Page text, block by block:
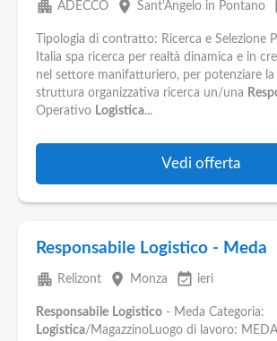
apartment ADECCO place Sant'Angelo in Pontano
Tipologia di contratto: Ricerca e Selezione
Italia spa ricerca per realtà dinamica e in
nel settore manifatturiero, per potenziare la
struttura organizzativa ricerca un/una
Operativo Logistica...
Vedi offerta
Responsabile Logistico - Meda
apartment Relizont place Monza event_available ieri
Responsabile Logistico - Meda Categoria:
Logistica/MagazzinoLuogo di lavoro: